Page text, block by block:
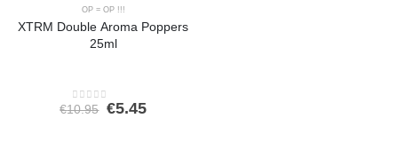
OP = OP !!!
XTRM Double Aroma Poppers
25ml
0out of 5
€10.95 Oorspronkelijke
€5.45Huidige